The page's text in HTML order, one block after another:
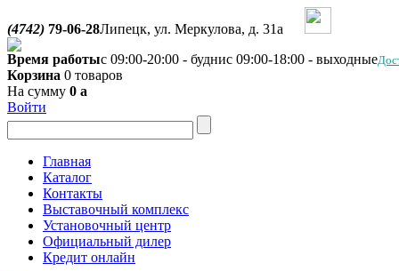
(4742) 79-06-28Липецк, ул. Меркулова, д. 31а
Время работыс 09:00-20:00 - буднис 09:00-18:00 - выходные
Корзина 0 товаров
На сумму 0 a
Войти
Главная
Каталог
Контакты
Выставочный комплекс
Установочный центр
Официальный дилер
Кредит онлайн